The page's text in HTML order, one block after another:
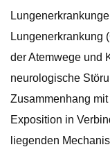
Lungenerkrankung
der Atemwege und
neurologische
Zusammenhang
Exposition in
liegenden